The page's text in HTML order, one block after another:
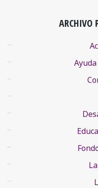
ARCHIVO